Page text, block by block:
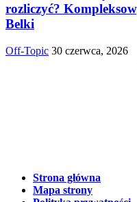
rozliczyć?
Belki
Off-Topic 30 czerwca, 2026
Strona główna
Mapa strony